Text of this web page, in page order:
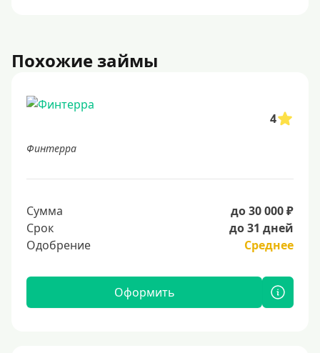
Похожие займы
4
Финтерра
Сумма
до 30 000 ₽
Срок
до 31 дней
Одобрение
Среднее
Оформить